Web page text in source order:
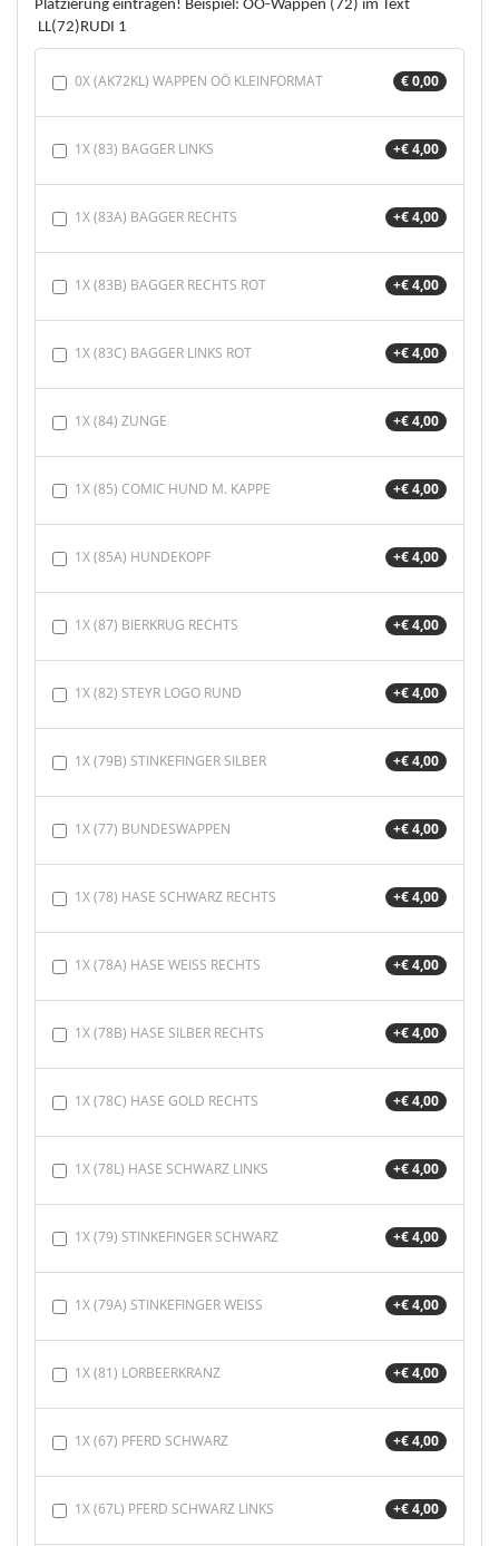
Platzierung eintragen! Beispiel: OÖ-Wappen (72) im Text
LL(72)RUDI 1
0X (AK72KL) WAPPEN OÖ KLEINFORMAT € 0,00
1X (83) BAGGER LINKS +€ 4,00
1X (83A) BAGGER RECHTS +€ 4,00
1X (83B) BAGGER RECHTS ROT +€ 4,00
1X (83C) BAGGER LINKS ROT +€ 4,00
1X (84) ZUNGE +€ 4,00
1X (85) COMIC HUND M. KAPPE +€ 4,00
1X (85A) HUNDEKOPF +€ 4,00
1X (87) BIERKRUG RECHTS +€ 4,00
1X (82) STEYR LOGO RUND +€ 4,00
1X (79B) STINKEFINGER SILBER +€ 4,00
1X (77) BUNDESWAPPEN +€ 4,00
1X (78) HASE SCHWARZ RECHTS +€ 4,00
1X (78A) HASE WEISS RECHTS +€ 4,00
1X (78B) HASE SILBER RECHTS +€ 4,00
1X (78C) HASE GOLD RECHTS +€ 4,00
1X (78L) HASE SCHWARZ LINKS +€ 4,00
1X (79) STINKEFINGER SCHWARZ +€ 4,00
1X (79A) STINKEFINGER WEISS +€ 4,00
1X (81) LORBEERKRANZ +€ 4,00
1X (67) PFERD SCHWARZ +€ 4,00
1X (67L) PFERD SCHWARZ LINKS +€ 4,00